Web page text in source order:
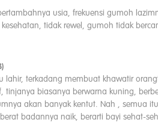
usia, frekuensi gumoh
tidak rewel, gumoh tidak
lahir, terkadang membuat khawatir
tinjanya biasanya berwarna kuning,
akan banyak kentut. Nah , semua
badannya naik, berarti bayi sehat-